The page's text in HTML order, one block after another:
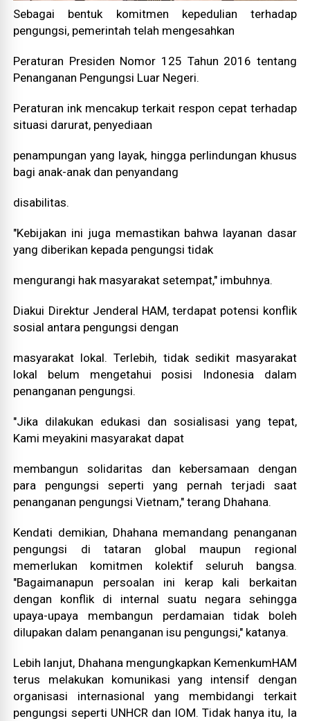
Sebagai bentuk komitmen kepedulian terhadap
pengungsi, pemerintah telah mengesahkan
Peraturan Presiden Nomor 125 Tahun 2016 tentang
Penanganan Pengungsi Luar Negeri.
Peraturan ink mencakup terkait respon cepat terhadap
situasi darurat, penyediaan
penampungan yang layak, hingga perlindungan khusus
bagi anak-anak dan penyandang
disabilitas.
"Kebijakan ini juga memastikan bahwa layanan dasar
yang diberikan kepada pengungsi tidak
mengurangi hak masyarakat setempat," imbuhnya.
Diakui Direktur Jenderal HAM, terdapat potensi konflik
sosial antara pengungsi dengan
masyarakat lokal. Terlebih, tidak sedikit masyarakat
lokal belum mengetahui posisi Indonesia dalam
penanganan pengungsi.
"Jika dilakukan edukasi dan sosialisasi yang tepat,
Kami meyakini masyarakat dapat
membangun solidaritas dan kebersamaan dengan
para pengungsi seperti yang pernah terjadi saat
penanganan pengungsi Vietnam," terang Dhahana.
Kendati demikian, Dhahana memandang penanganan
pengungsi di tataran global maupun regional
memerlukan komitmen kolektif seluruh bangsa.
"Bagaimanapun persoalan ini kerap kali berkaitan
dengan konflik di internal suatu negara sehingga
upaya-upaya membangun perdamaian tidak boleh
dilupakan dalam penanganan isu pengungsi," katanya.
Lebih lanjut, Dhahana mengungkapkan KemenkumHAM
terus melakukan komunikasi yang intensif dengan
organisasi internasional yang membidangi terkait
pengungsi seperti UNHCR dan IOM. Tidak hanya itu, Ia